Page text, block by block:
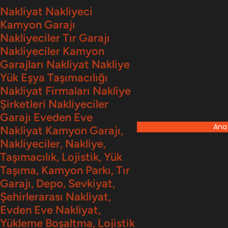
İçeriğe
geç
Nakliyat Nakliyeci
Kamyon Garajı
Nakliyeciler Tır Garajı
Nakliyeciler Kamyon
Garajları Nakliyat Nakliye
Yük Eşya Taşımacılığı
Nakliyat Firmaları Nakliye
Şirketleri Nakliyeciler
Garajı Eveden Eve
Nakliyat Kamyon Garajı,
Nakliyeciler, Nakliye,
Taşımacılık, Lojistik, Yük
Taşıma, Kamyon Parkı, Tır
Garajı, Depo, Sevkiyat,
Şehirlerarası Nakliyat,
Evden Eve Nakliyat,
Yükleme Boşaltma, Lojistik